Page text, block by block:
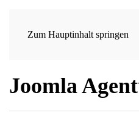
Zum Hauptinhalt springen
Joomla